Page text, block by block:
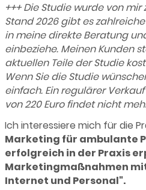
+++ Die Studie wurde von
Stand 2026 gibt es
in meine direkte Beratung
einbeziehe. Meinen Kunden
aktuellen Teile der Studie
Wenn Sie die Studie
einfach. Ein regulärer
von 220 Euro findet nicht
Ich interessiere mich für die
Marketing für ambulante
erfolgreich in der Praxis
Marketingmaßnahmen
Internet und Personal".